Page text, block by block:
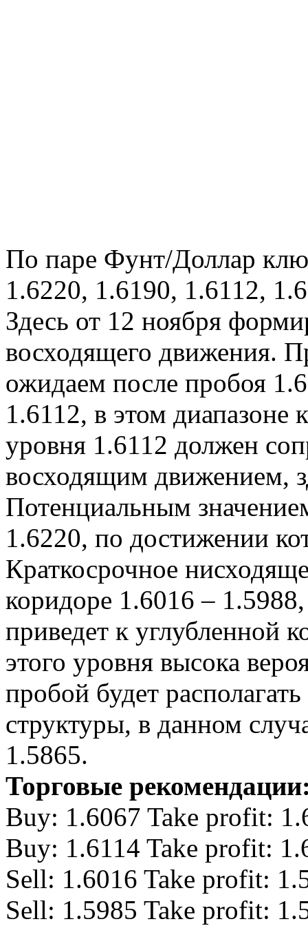
По паре Фунт/Доллар
1.6220, 1.6190, 1.6112,
Здесь от 12 ноября
восходящего движения.
ожидаем после пробоя
1.6112, в этом
уровня 1.6112 должен
восходящим движением,
Потенциальным
1.6220, по достижении
Краткосрочное
коридоре 1.6016 –
приведет к углубленной
этого уровня высока
пробой будет
структуры, в данном
1.5865.
Торговые
Buy: 1.6067 Take profit:
Buy: 1.6114 Take profit:
Sell: 1.6016 Take profit:
Sell: 1.5985 Take profit: